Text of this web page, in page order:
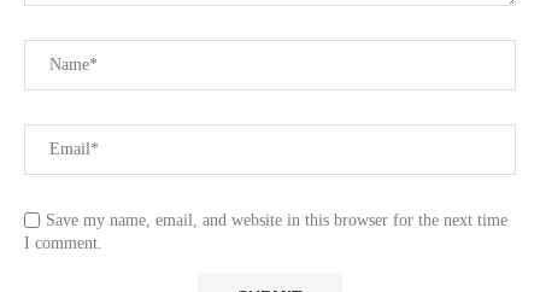
Save my name, email, and website in this browser for the next time
I comment.